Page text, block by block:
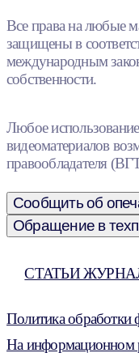
Все права на любые
защищены в
международным
собственности.
Любое
видеоматериалов
правообладателя
Сообщить об
Обращение в
СТАТЬИ
Политика обработки
На информационном